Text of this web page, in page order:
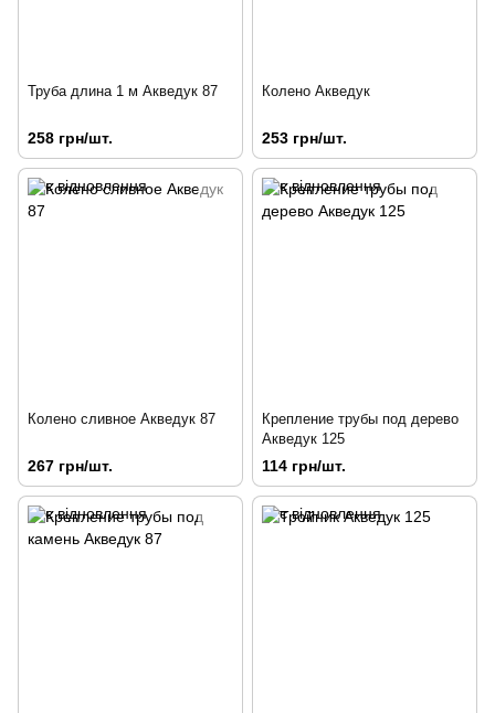
Труба длина 1 м Акведук 87
258 грн/шт.
Колено Акведук
253 грн/шт.
Колено сливное Акведук 87
267 грн/шт.
Крепление трубы под дерево
Акведук 125
114 грн/шт.